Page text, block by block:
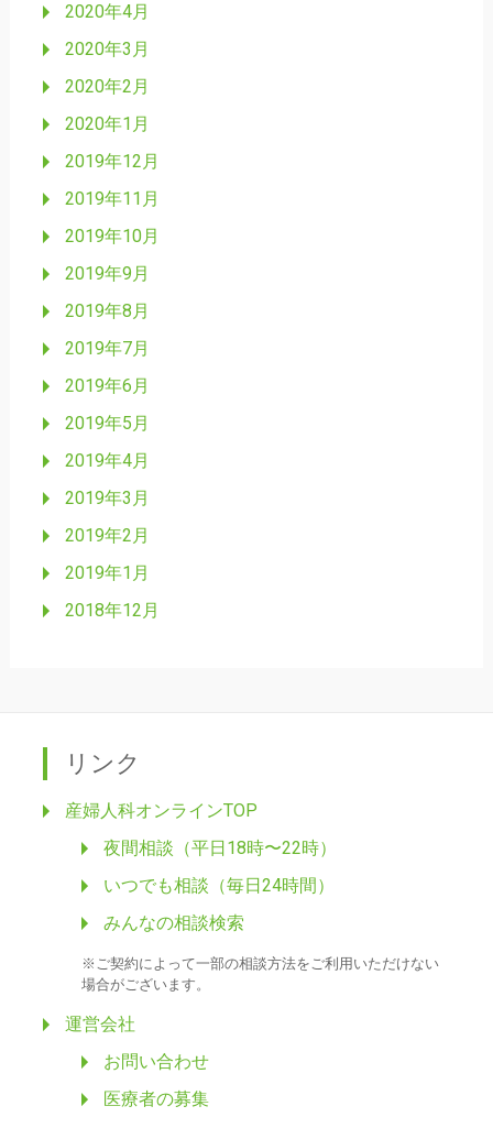
2020年4月
2020年3月
2020年2月
2020年1月
2019年12月
2019年11月
2019年10月
2019年9月
2019年8月
2019年7月
2019年6月
2019年5月
2019年4月
2019年3月
2019年2月
2019年1月
2018年12月
リンク
産婦人科オンラインTOP
夜間相談（平日18時〜22時）
いつでも相談（毎日24時間）
みんなの相談検索
※ご契約によって一部の相談方法をご利用いただけない
場合がございます。
運営会社
お問い合わせ
医療者の募集